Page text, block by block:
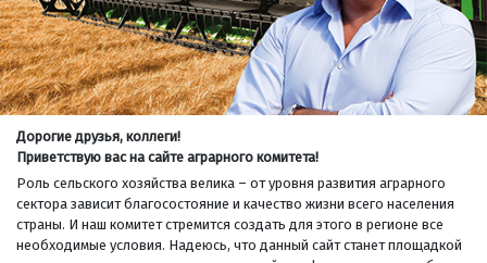
Дорогие друзья, коллеги!
Приветствую вас на сайте аграрного комитета!
Роль сельского хозяйства велика – от уровня развития аграрного
сектора зависит благосостояние и качество жизни всего населения
страны. И наш комитет стремится создать для этого в регионе все
необходимые условия. Надеюсь, что данный сайт станет площадкой